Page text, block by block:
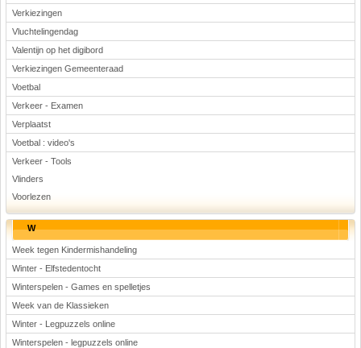
Verkiezingen
Vluchtelingendag
Valentijn op het digibord
Verkiezingen Gemeenteraad
Voetbal
Verkeer - Examen
Verplaatst
Voetbal : video's
Verkeer - Tools
Vlinders
Voorlezen
W
Week tegen Kindermishandeling
Winter - Elfstedentocht
Winterspelen - Games en spelletjes
Week van de Klassieken
Winter - Legpuzzels online
Winterspelen - legpuzzels online